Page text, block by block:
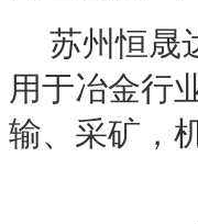
苏州恒晟
用于冶金行
输、采矿，